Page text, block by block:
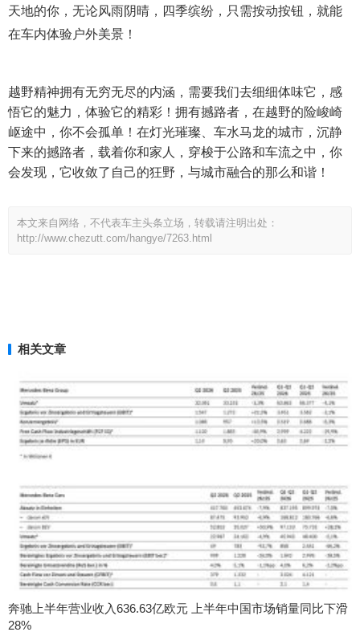
天地的你，无论风雨阴晴，四季缤纷，只需按动按钮，就能
在车内体验户外美景！
越野精神拥有无穷无尽的内涵，需要我们去细细体味它，感
悟它的魅力，体验它的精彩！拥有撼路者，在越野的险峻崎
岖途中，你不会孤单！在灯光璀璨、车水马龙的城市，沉静
下来的撼路者，载着你和家人，穿梭于公路和车流之中，你
会发现，它收敛了自己的狂野，与城市融合的那么和谐！
本文来自网络，不代表车主头条立场，转载请注明出处：
http://www.chezutt.com/hangye/7263.html
相关文章
奔驰上半年营业收入636.63亿欧元 上半年中国市场销量同比下滑
28%